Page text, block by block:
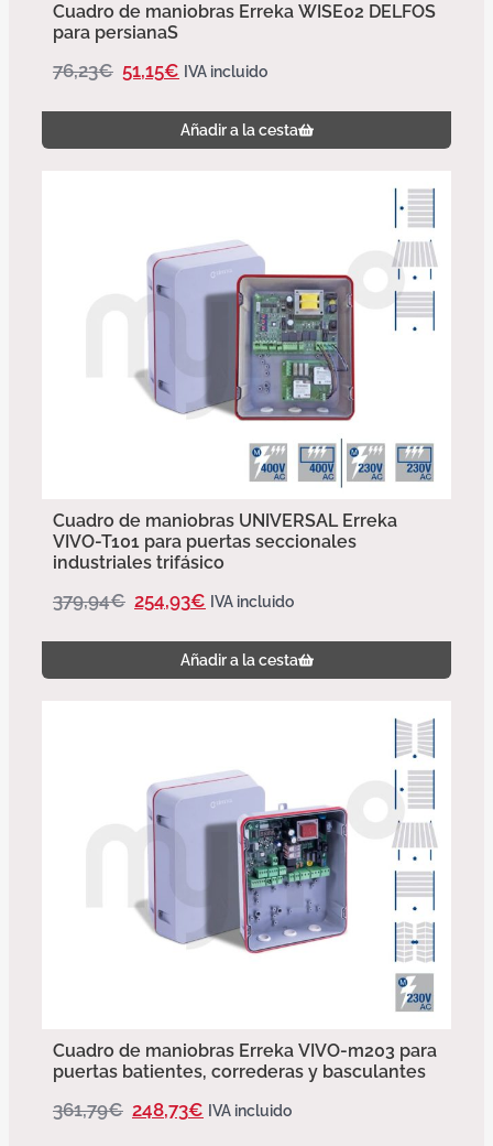
Cuadro de maniobras Erreka WISE02 DELFOS
para persianaS
76,23€ 51,15€ IVA incluido
Añadir a la cesta
Cuadro de maniobras UNIVERSAL Erreka
VIVO-T101 para puertas seccionales
industriales trifásico
379,94€ 254,93€ IVA incluido
Añadir a la cesta
Cuadro de maniobras Erreka VIVO-m203 para
puertas batientes, correderas y basculantes
361,79€ 248,73€ IVA incluido